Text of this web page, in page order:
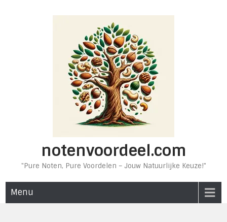
notenvoordeel.com
"Pure Noten, Pure Voordelen – Jouw Natuurlijke Keuze!"
Menu